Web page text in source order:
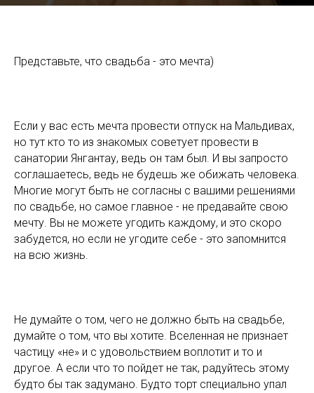
Представьте, что свадьба - это мечта)
Если у вас есть мечта провести отпуск на Мальдивах,
но тут кто то из знакомых советует провести в
санатории Янгантау, ведь он там был. И вы запросто
соглашаетесь, ведь не будешь же обижать человека.
Многие могут быть не согласны с вашими решениями
по свадьбе, но самое главное - не предавайте свою
мечту. Вы не можете угодить каждому, и это скоро
забудется, но если не угодите себе - это запомнится
на всю жизнь.
Не думайте о том, чего не должно быть на свадьбе,
думайте о том, что вы хотите. Вселенная не признает
частицу «не» и с удовольствием воплотит и то и
другое. А если что то пойдет не так, радуйтесь этому
будто бы так задумано. Будто торт специально упал